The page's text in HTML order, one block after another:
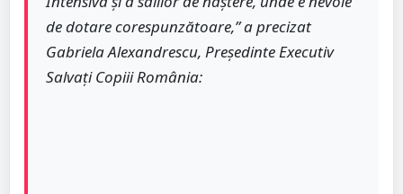
de dotare corespunzătoare,” a precizat
Gabriela Alexandrescu, Președinte Executiv
Salvați Copiii România: